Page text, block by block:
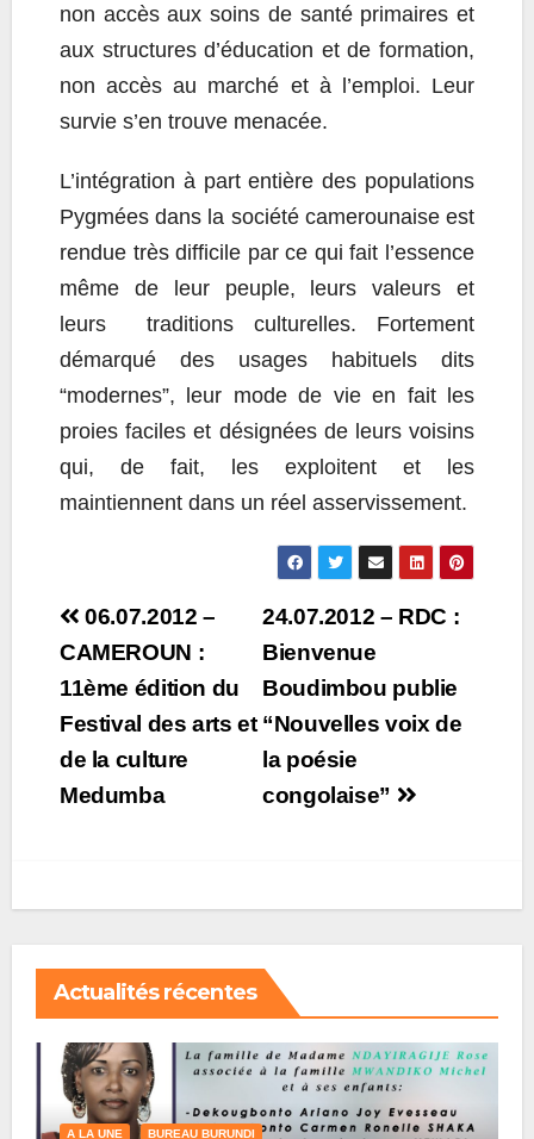
non accès aux soins de santé primaires et
aux structures d’éducation et de formation,
non accès au marché et à l’emploi. Leur
survie s’en trouve menacée.
L’intégration à part entière des populations
Pygmées dans la société camerounaise est
rendue très difficile par ce qui fait l’essence
même de leur peuple, leurs valeurs et
leurs traditions culturelles. Fortement
démarqué des usages habituels dits
“modernes”, leur mode de vie en fait les
proies faciles et désignées de leurs voisins
qui, de fait, les exploitent et les
maintiennent dans un réel asservissement.
Post
navigation
24.07.2012 – RDC :
Bienvenue
Boudimbou publie
“Nouvelles voix de
la poésie
congolaise”
06.07.2012 –
CAMEROUN :
11ème édition du
Festival des arts et
de la culture
Medumba
Actualités récentes
A LA UNE BUREAU BURUNDI